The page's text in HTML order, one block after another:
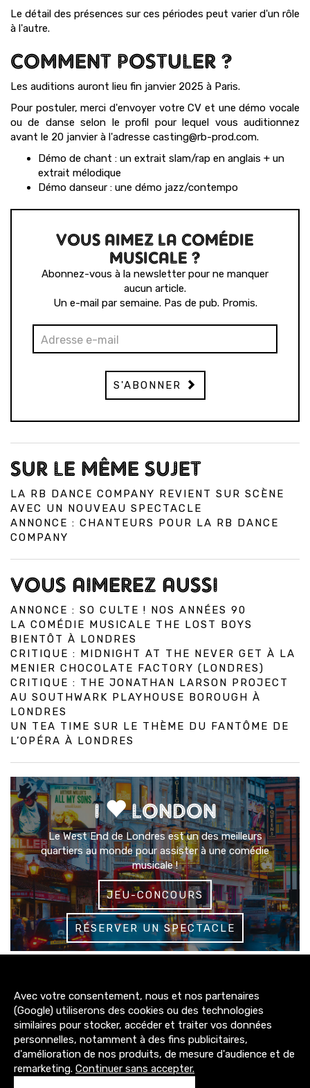
Le détail des présences sur ces périodes peut varier d'un rôle
à l'autre.
COMMENT POSTULER ?
Les auditions auront lieu fin janvier 2025 à Paris.
Pour postuler, merci d'envoyer votre CV et une démo vocale
ou de danse selon le profil pour lequel vous auditionnez
avant le 20 janvier à l'adresse casting@rb-prod.com.
Démo de chant : un extrait slam/rap en anglais + un
extrait mélodique
Démo danseur : une démo jazz/contempo
VOUS AIMEZ LA COMÉDIE
MUSICALE ?
Abonnez-vous à la newsletter pour ne manquer
aucun article.
Un e-mail par semaine. Pas de pub. Promis.
S'ABONNER
SUR LE MÊME SUJET
LA RB DANCE COMPANY REVIENT SUR SCÈNE
AVEC UN NOUVEAU SPECTACLE
ANNONCE : CHANTEURS POUR LA RB DANCE
COMPANY
VOUS AIMEREZ AUSSI
ANNONCE : SO CULTE ! NOS ANNÉES 90
LA COMÉDIE MUSICALE THE LOST BOYS
BIENTÔT À LONDRES
CRITIQUE : MIDNIGHT AT THE NEVER GET À LA
MENIER CHOCOLATE FACTORY (LONDRES)
CRITIQUE : THE JONATHAN LARSON PROJECT
AU SOUTHWARK PLAYHOUSE BOROUGH À
LONDRES
UN TEA TIME SUR LE THÈME DU FANTÔME DE
L’OPÉRA À LONDRES
I LONDON
Le West End de Londres est un des meilleurs
quartiers au monde pour assister à une comédie
musicale !
JEU-CONCOURS
RÉSERVER UN SPECTACLE
3200+
abonnés
4300+
abonnés
1500+
Avec votre consentement, nous et nos partenaires
(Google) utiliserons des cookies ou des technologies
similaires pour stocker, accéder et traiter vos données
personnelles, notamment à des fins publicitaires,
d'amélioration de nos produits, de mesure d'audience et de
remarketing. Continuer sans accepter.